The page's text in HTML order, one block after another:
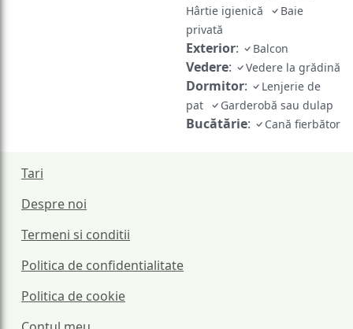
Hârtie igienică
Baie
privată
Exterior: Balcon
Vedere: Vedere la grădină
Dormitor:
Lenjerie de
pat
Garderobă sau dulap
Bucătărie: Cană fierbător
Tari
Despre noi
Termeni si conditii
Politica de confidentialitate
Politica de cookie